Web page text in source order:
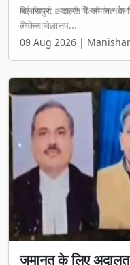
नई दिल्ली। बाहरी दिल्ली के
वैगनआर...
08 Aug 2026 |
जमानत के लिए